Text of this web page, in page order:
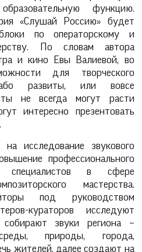
функцию.
«Слушай Россию» будет
по операторскому и
По словам автора
и кино Евы Валиевой, во
для творческого
развиты, или вовсе
не всегда могут расти
интересно презентовать
исследование звукового
профессионального
специалистов в сфере
мастерства.
под руководством
кураторов исследуют
звуки региона –
природы, города,
жителей, далее создают на